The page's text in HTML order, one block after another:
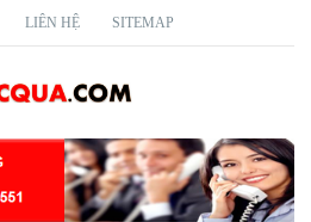
LIÊN HỆ SITEMAP